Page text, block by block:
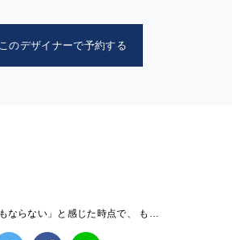
このデザイナーで予約する
**6月に「どうにもならない」と感じた時点で、 もう遅い理由**